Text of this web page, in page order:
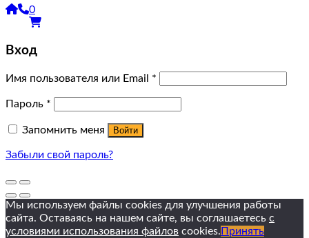
0
Вход
Имя пользователя или Email *
Пароль *
Запомнить меня Войти
Забыли свой пароль?
Мы используем файлы cookies для улучшения работы
сайта. Оставаясь на нашем сайте, вы соглашаетесь с
условиями использования файлов cookies. Принять